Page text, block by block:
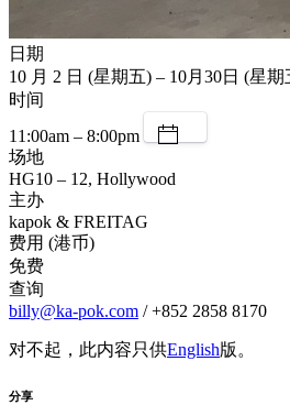
日期
10 月 2 日 (星期五) – 10月30日 (星期
时间
11:00am – 8:00pm
场地
HG10 – 12, Hollywood
主办
kapok & FREITAG
费用 (港币)
免费
查询
billy@ka-pok.com / +852 2858 8170
对不起，此内容只供English版。
分享